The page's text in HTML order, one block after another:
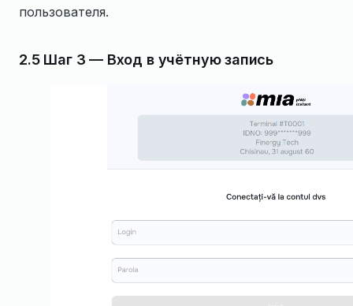
пользователя.
2.5 Шаг 3 — Вход в учётную запись